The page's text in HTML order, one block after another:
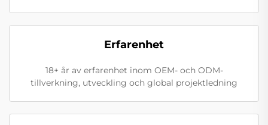
Erfarenhet
18+ år av erfarenhet inom OEM- och ODM-
tillverkning, utveckling och global projektledning